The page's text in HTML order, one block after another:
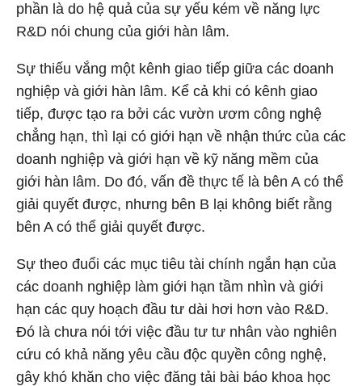
phần là do hệ quả của sự yếu kém về năng lực
R&D nói chung của giới hàn lâm.
Sự thiếu vắng một kênh giao tiếp giữa các doanh
nghiệp và giới hàn lâm. Kể cả khi có kênh giao
tiếp, được tạo ra bởi các vườn ươm công nghệ
chẳng hạn, thì lại có giới hạn về nhận thức của các
doanh nghiệp và giới hạn về kỹ năng mềm của
giới hàn lâm. Do đó, vấn đề thực tế là bên A có thể
giải quyết được, nhưng bên B lại không biết rằng
bên A có thể giải quyết được.
Sự theo đuổi các mục tiêu tài chính ngắn hạn của
các doanh nghiệp làm giới hạn tầm nhìn và giới
hạn các quy hoạch đầu tư dài hơi hơn vào R&D.
Đó là chưa nói tới việc đầu tư tư nhân vào nghiên
cứu có khả năng yêu cầu độc quyền công nghệ,
gây khó khăn cho việc đăng tải bài báo khoa học